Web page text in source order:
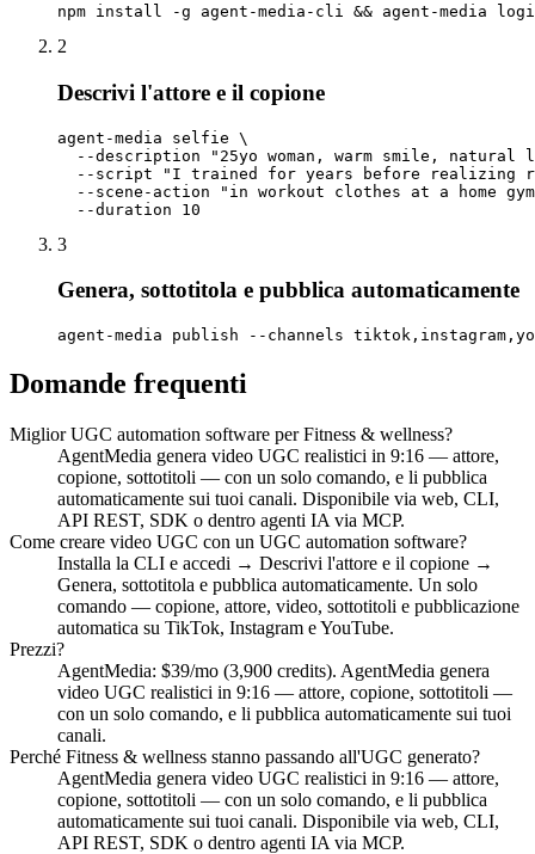
npm install -g agent-media-cli && agent-media
2
Descrivi l'attore e il copione
agent-media selfie \
--description "25yo woman, warm smile, natural
--script "I trained for years before realizing
--scene-action "in workout clothes at a home
  --duration 10
3
Genera, sottotitola e pubblica automaticamente
agent-media publish --channels
Domande frequenti
Miglior UGC automation software per Fitness & wellness?
AgentMedia genera video UGC realistici in 9:16 — attore,
copione, sottotitoli — con un solo comando, e li pubblica
automaticamente sui tuoi canali. Disponibile via web, CLI,
API REST, SDK o dentro agenti IA via MCP.
Come creare video UGC con un UGC automation software?
Installa la CLI e accedi → Descrivi l'attore e il copione →
Genera, sottotitola e pubblica automaticamente. Un solo
comando — copione, attore, video, sottotitoli e pubblicazione
automatica su TikTok, Instagram e YouTube.
Prezzi?
AgentMedia: $39/mo (3,900 credits). AgentMedia genera
video UGC realistici in 9:16 — attore, copione, sottotitoli —
con un solo comando, e li pubblica automaticamente sui tuoi
canali.
Perché Fitness & wellness stanno passando all'UGC generato?
AgentMedia genera video UGC realistici in 9:16 — attore,
copione, sottotitoli — con un solo comando, e li pubblica
automaticamente sui tuoi canali. Disponibile via web, CLI,
API REST, SDK o dentro agenti IA via MCP.